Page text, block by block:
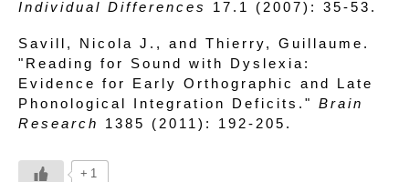
Individual Differences
17.1 (2007): 35-53.
Savill, Nicola J., and Thierry, Guillaume.
"Reading for Sound with Dyslexia:
Evidence for Early Orthographic and Late
Phonological Integration Deficits." Brain
Research
1385 (2011): 192-205.
+1